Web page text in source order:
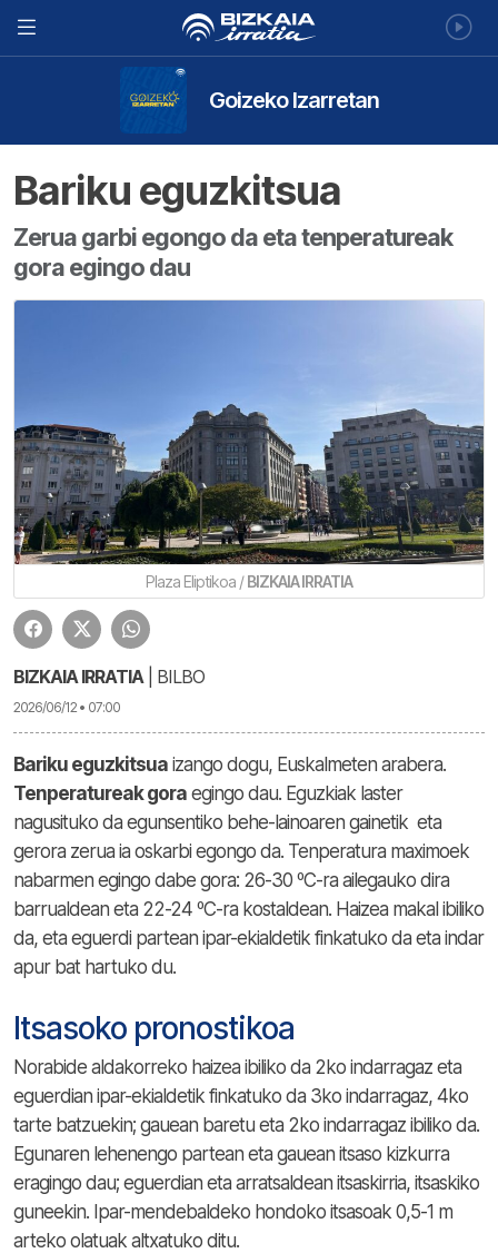
Goizeko Izarretan
Bariku eguzkitsua
Zerua garbi egongo da eta tenperatureak
gora egingo dau
Plaza Eliptikoa /BIZKAIA IRRATIA
BIZKAIA IRRATIA| BILBO
2026/06/12 • 07:00
Bariku eguzkitsua izango dogu, Euskalmeten arabera.
Tenperatureak gora egingo dau. Eguzkiak laster
nagusituko da egunsentiko behe-lainoaren gainetik eta
gerora zerua ia oskarbi egongo da. Tenperatura maximoek
nabarmen egingo dabe gora: 26-30 ºC-ra ailegauko dira
barrualdean eta 22-24 ºC-ra kostaldean. Haizea makal ibiliko
da, eta eguerdi partean ipar-ekialdetik finkatuko da eta indar
apur bat hartuko du.
Itsasoko pronostikoa
Norabide aldakorreko haizea ibiliko da 2ko indarragaz eta
eguerdian ipar-ekialdetik finkatuko da 3ko indarragaz, 4ko
tarte batzuekin; gauean baretu eta 2ko indarragaz ibiliko da.
Egunaren lehenengo partean eta gauean itsaso kizkurra
eragingo dau; eguerdian eta arratsaldean itsaskirria, itsaskiko
guneekin. Ipar-mendebaldeko hondoko itsasoak 0,5-1 m
arteko olatuak altxatuko ditu.